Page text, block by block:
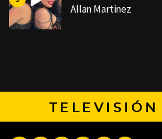
Allan Martinez
TELEVISIÓN